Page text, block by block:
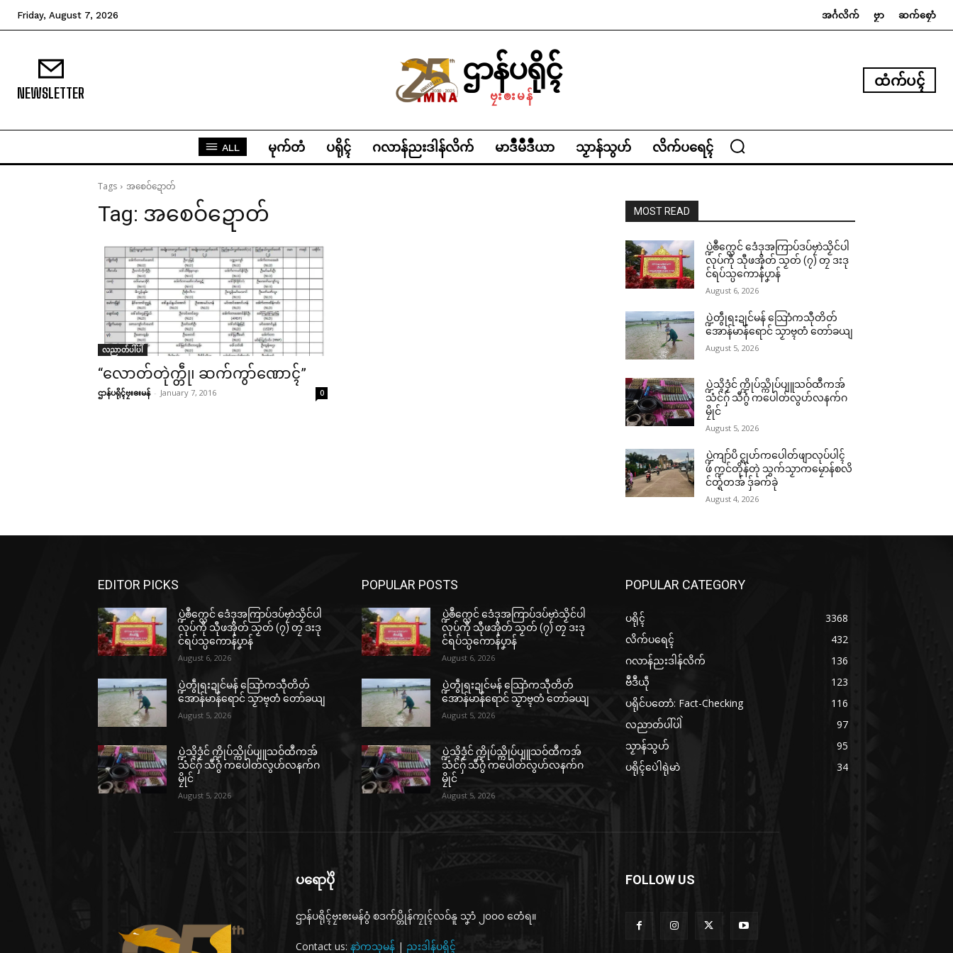
ပရိုၚ်လက္ကရဴအိုတ်
ညးဒါန်လိက်
Friday, August 7, 2026 အၚ်္ဂလိက် ဗၟာ ဆက်စၠောံ
NEWSLETTER
ဌာန်ပရိုၚ်
ဗၠးၜးမန်
ထံက်ပၚ်
ALL မုက်တံ ပရိုၚ် ဂလာန်ညးဒါန်လိက် မာဒဳမဳဒဳယာ သၟာန်သွဟ် လိက်ပရေၚ်
Tags အစေဝ်ဍောတ်
Tag: အစေဝ်ဍောတ်
လညာတ်ပါ်ပါဲ
“လောတ်တုဲက္တဵု၊ ဆက်ကွာ်ဏောၚ်”
ဌာန်ပရိုၚ်ဗၠးၜးမန် - January 7, 2016 0
MOST READ
ပ္ဍဲၜဳက္လေင် ဒေံဒုအကြာပ်ဒပ်ဗၠာဲသၟိင်ပါ
လုပ်ကီု သီုဖအိုတ် သၟတ် (၇) တၠ ဒးဒု
င်ရပ်သ္ပကောန်ပၞာန်
August 6, 2026
ပ္ဍဲတွဵုရးဍုင်မန် သြောံကသီုတိတ်
အောန်မာန်ရောင် သၟာဗ္ၚတံ တော်ခယျ
August 5, 2026
ပ္ဍဲသ္ၚိဒၟံင် က္ဍိုပ်သ္ကိုပ်ပျူသဝ်ထဳကအ်
သံင်ဂှ် သီဂွံ ကပေါတ်လွဟ်လနက်ဂ
မၠိုင်
August 5, 2026
ပ္ဍဲကျာ်ပိ င္ရုဟ်ကပေါတ်ဖျာလုပ်ပါၚ်
ဖဴ က္ဍင်တိုန်တုဲ သွက်သၟာကမၠောန်စလိ
င်တ္ရဲတအ် ဒှ်ခက်ခုဲ
August 4, 2026
EDITOR PICKS
ပ္ဍဲၜဳက္လေင် ဒေံဒုအကြာပ်ဒပ်ဗၠာဲသၟိင်ပါ
လုပ်ကီု သီုဖအိုတ် သၟတ် (၇) တၠ ဒးဒု
င်ရပ်သ္ပကောန်ပၞာန်
August 6, 2026
ပ္ဍဲတွဵုရးဍုင်မန် သြောံကသီုတိတ်
အောန်မာန်ရောင် သၟာဗ္ၚတံ တော်ခယျ
August 5, 2026
ပ္ဍဲသ္ၚိဒၟံင် က္ဍိုပ်သ္ကိုပ်ပျူသဝ်ထဳကအ်
သံင်ဂှ် သီဂွံ ကပေါတ်လွဟ်လနက်ဂ
မၠိုင်
August 5, 2026
POPULAR POSTS
ပ္ဍဲၜဳက္လေင် ဒေံဒုအကြာပ်ဒပ်ဗၠာဲသၟိင်ပါ
လုပ်ကီု သီုဖအိုတ် သၟတ် (၇) တၠ ဒးဒု
င်ရပ်သ္ပကောန်ပၞာန်
August 6, 2026
ပ္ဍဲတွဵုရးဍုင်မန် သြောံကသီုတိတ်
အောန်မာန်ရောင် သၟာဗ္ၚတံ တော်ခယျ
August 5, 2026
ပ္ဍဲသ္ၚိဒၟံင် က္ဍိုပ်သ္ကိုပ်ပျူသဝ်ထဳကအ်
သံင်ဂှ် သီဂွံ ကပေါတ်လွဟ်လနက်ဂ
မၠိုင်
August 5, 2026
POPULAR CATEGORY
ပရိုၚ်
3368
လိက်ပရေၚ်
432
ဂလာန်ညးဒါန်လိက်
136
ဗဳဒဳယဵု
123
ပရိုင်ပတောံ: Fact-Checking
116
လညာတ်ပါ်ပါဲ
97
သၟာန်သွဟ်
95
ပရိုၚ်ပေဲါရုဲမာဲ
34
ပရောပိုဲ
ဌာန်ပရိုၚ်ဗၠးၜးမန်ဝွံ စဒက်ပ္တိုန်ကၠုၚ်လဝ်နူ သၞာံ ၂၀၀၀ တေံရ။
Contact us: နာဲကသုမန် | ညးဒါန်ပရိုၚ်
FOLLOW US